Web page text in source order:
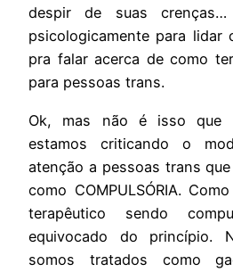
despir de suas
psicologicamente para lidar
pra falar acerca de como
para pessoas trans.
Ok, mas não é isso que
estamos criticando o
atenção a pessoas trans
como COMPULSÓRIA.
terapêutico sendo
equivocado do princípio.
somos tratados como